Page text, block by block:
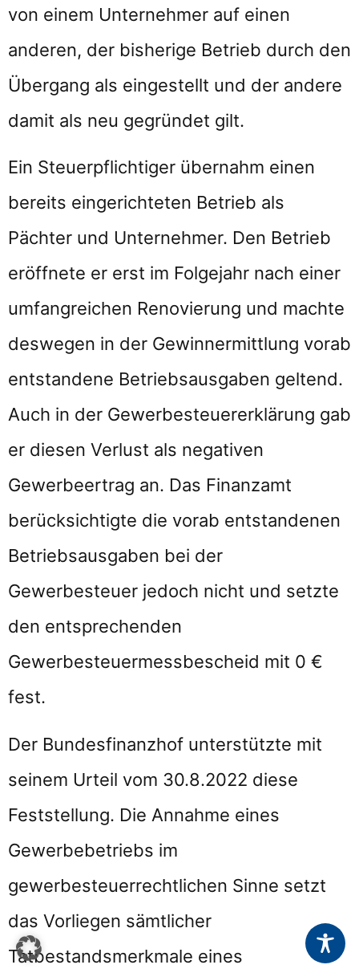
von einem Unternehmer auf einen
anderen, der bisherige Betrieb durch den
Übergang als eingestellt und der andere
damit als neu gegründet gilt.
Ein Steuerpflichtiger übernahm einen
bereits eingerichteten Betrieb als
Pächter und Unternehmer. Den Betrieb
eröffnete er erst im Folgejahr nach einer
umfangreichen Renovierung und machte
deswegen in der Gewinnermittlung vorab
entstandene Betriebsausgaben geltend.
Auch in der Gewerbesteuererklärung gab
er diesen Verlust als negativen
Gewerbeertrag an. Das Finanzamt
berücksichtigte die vorab entstandenen
Betriebsausgaben bei der
Gewerbesteuer jedoch nicht und setzte
den entsprechenden
Gewerbesteuermessbescheid mit 0 €
fest.
Der Bundesfinanzhof unterstützte mit
seinem Urteil vom 30.8.2022 diese
Feststellung. Die Annahme eines
Gewerbebetriebs im
gewerbesteuerrechtlichen Sinne setzt
das Vorliegen sämtlicher
Tatbestandsmerkmale eines